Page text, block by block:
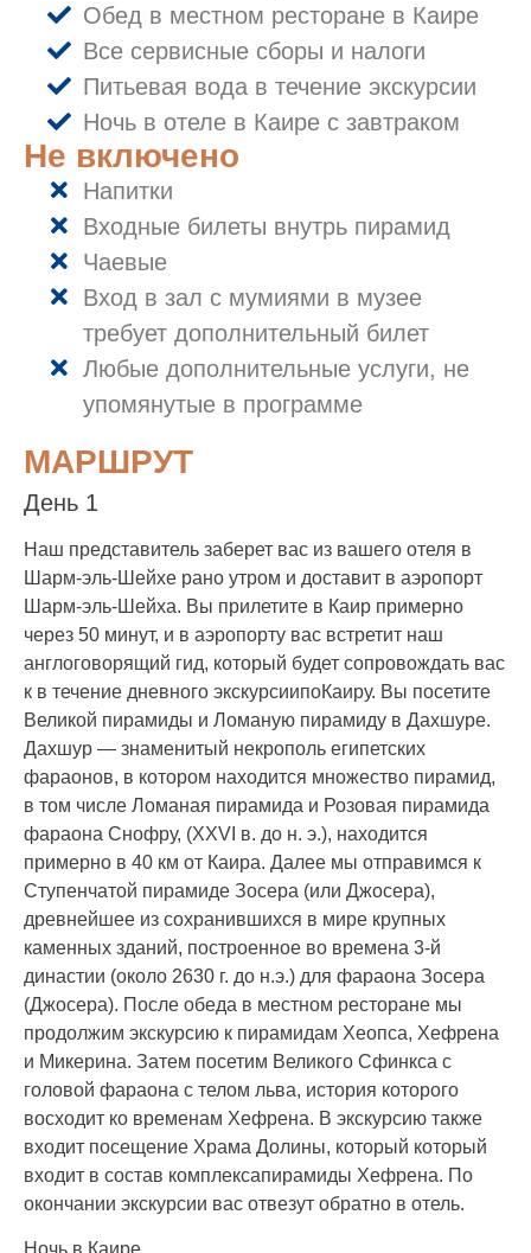
Обед в местном ресторане в Каире
Все сервисные сборы и налоги
Питьевая вода в течение экскурсии
Ночь в отеле в Каире с завтраком
Не включено
Напитки
Входные билеты внутрь пирамид
Чаевые
Вход в зал с мумиями в музее
требует дополнительный билет
Любые дополнительные услуги, не
упомянутые в программе
МАРШРУТ
День 1
Наш представитель заберет вас из вашего отеля в
Шарм-эль-Шейхе рано утром и доставит в аэропорт
Шарм-эль-Шейха. Вы прилетите в Каир примерно
через 50 минут, и в аэропорту вас встретит наш
англоговорящий гид, который будет сопровождать вас
к в течение дневного экскурсиипоКаиру. Вы посетите
Великой пирамиды и Ломаную пирамиду в Дахшуре.
Дахшур — знаменитый некрополь египетских
фараонов, в котором находится множество пирамид,
в том числе Ломаная пирамида и Розовая пирамида
фараона Снофру, (XXVI в. до н. э.), находится
примерно в 40 км от Каира. Далее мы отправимся к
Ступенчатой пирамиде Зосера (или Джосера),
древнейшее из сохранившихся в мире крупных
каменных зданий, построенное во времена 3-й
династии (около 2630 г. до н.э.) для фараона Зосера
(Джосера). После обеда в местном ресторане мы
продолжим экскурсию к пирамидам Хеопса, Хефрена
и Микерина. Затем посетим Великого Сфинкса с
головой фараона с телом льва, история которого
восходит ко временам Хефрена. В экскурсию также
входит посещение Храма Долины, который который
входит в состав комплексапирамиды Хефрена. По
окончании экскурсии вас отвезут обратно в отель.
Ночь в Каире